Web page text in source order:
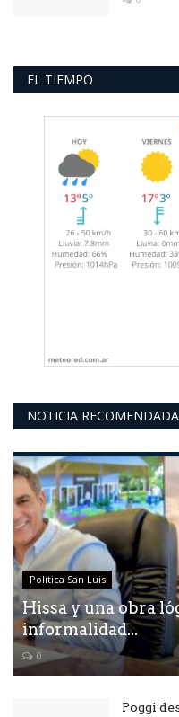
EL TIEMPO
NOTICIA RECOMENDADA
Política San Luis
Hissa y una obra
informalidad...
0
Poggi